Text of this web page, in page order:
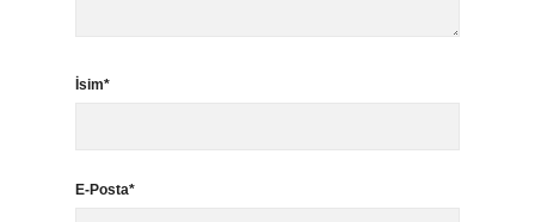
İsim*
E-Posta*